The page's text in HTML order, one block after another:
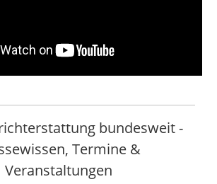
bundesweit -
Termine &
Veranstaltungen